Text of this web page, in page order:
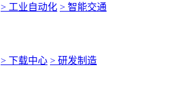
> 工业自动化 > 智能交通
> 下载中心 > 研发制造